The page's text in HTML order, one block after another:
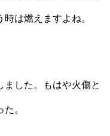
は燃えますよね。
した。もはや火傷と
。